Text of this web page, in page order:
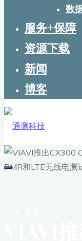
数
服务+保障
资源下载
新闻
博客